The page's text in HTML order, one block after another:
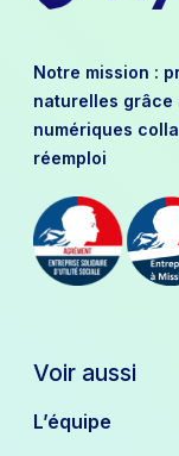
Notre mission :
naturelles grâce
numériques
réemploi
Voir aussi
L’équipe